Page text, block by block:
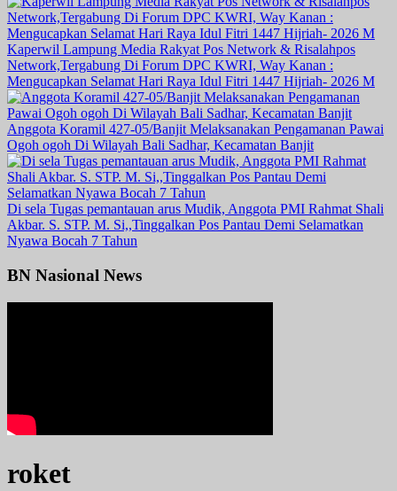
Kaperwil Lampung Media Rakyat Pos Network & Risalahpos
Network,Tergabung Di Forum DPC KWRI, Way Kanan :
Mengucapkan Selamat Hari Raya Idul Fitri 1447 Hijriah- 2026 M
Anggota Koramil 427-05/Banjit Melaksanakan Pengamanan Pawai
Ogoh ogoh Di Wilayah Bali Sadhar, Kecamatan Banjit
Di sela Tugas pemantauan arus Mudik, Anggota PMI Rahmat Shali
Akbar. S. STP. M. Si,,Tinggalkan Pos Pantau Demi Selamatkan
Nyawa Bocah 7 Tahun
BN Nasional News
roket